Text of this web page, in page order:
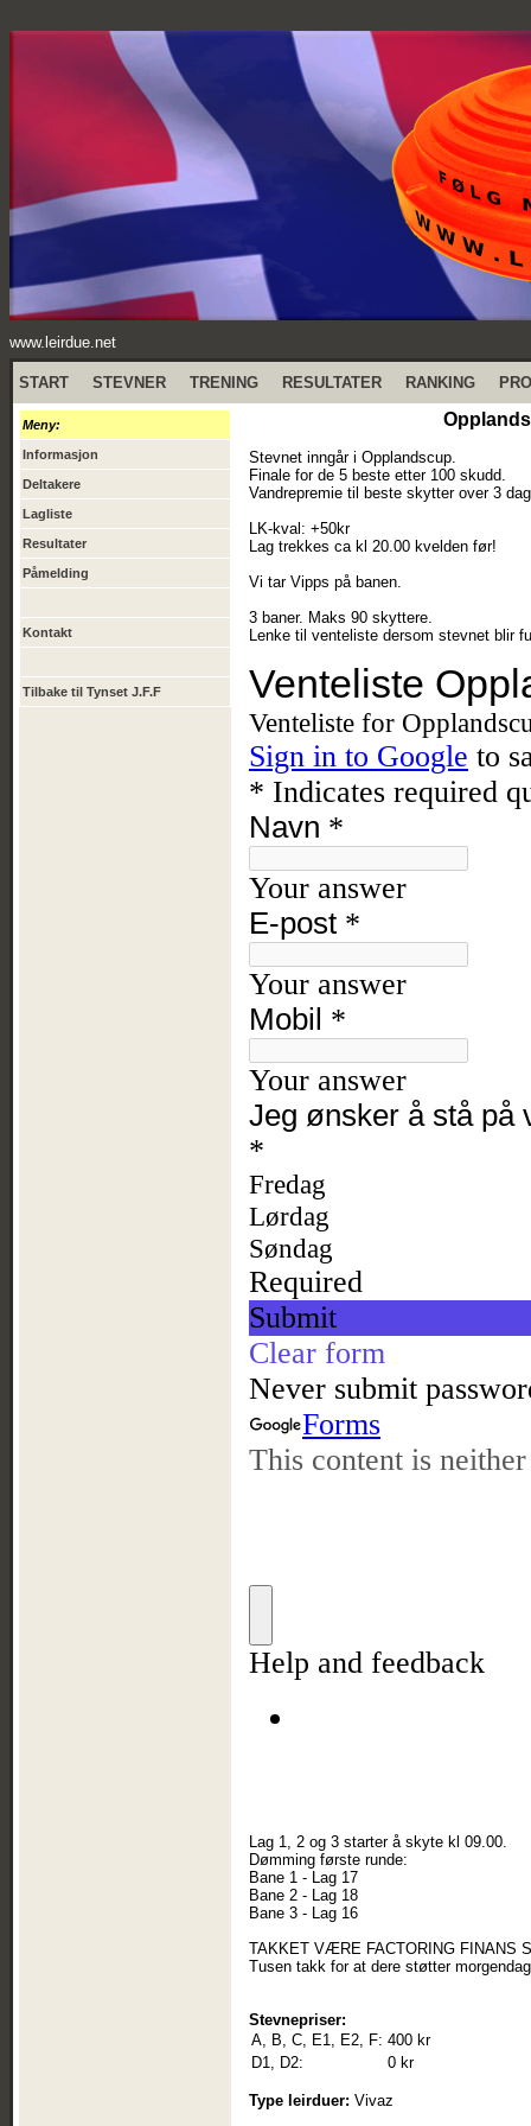
www.leirdue.net
START STEVNER TRENING RESULTATER RANKING
Meny:
Informasjon
Deltakere
Lagliste
Resultater
Påmelding
Kontakt
Tilbake til Tynset J.F.F
Stevnet inngår i Opplandscup.
Finale for de 5 beste etter 100 skudd.
Vandrepremie til beste skytter over 3
LK-kval: +50kr
Lag trekkes ca kl 20.00 kvelden før!
Vi tar Vipps på banen.
3 baner. Maks 90 skyttere.
Lenke til venteliste dersom stevnet blir
Lag 1, 2 og 3 starter å skyte kl 09.00.
Dømming første runde:
Bane 1 - Lag 17
Bane 2 - Lag 18
Bane 3 - Lag 16
TAKKET VÆRE FACTORING FINANS
Tusen takk for at dere støtter
Stevnepriser:
A, B, C, E1, E2, F: 400 kr
D1, D2:
0 kr
Type leirduer: Vivaz